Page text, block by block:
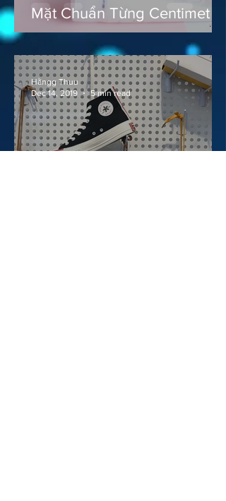
Mặt Chuẩn Từng Centimet
Hằngg Thuu
Dec 14, 2019
5 min read